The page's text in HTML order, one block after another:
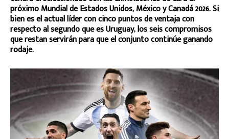
próximo Mundial de Estados Unidos, México y Canadá 2026. Si
bien es el actual líder con cinco puntos de ventaja con
respecto al segundo que es Uruguay, los seis compromisos
que restan servirán para que el conjunto continúe ganando
rodaje.